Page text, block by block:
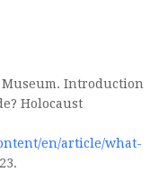
Introduction
Holocaust
en/article/what-